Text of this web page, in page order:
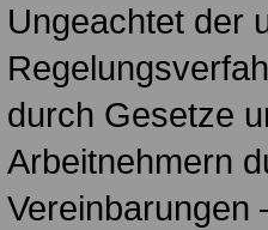
Ungeachtet der
durch Gesetze
Arbeitnehmern
Vereinbarungen